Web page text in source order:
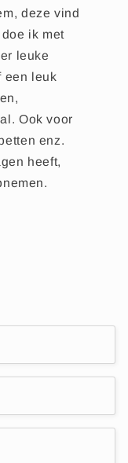
deze vind
ik met
leuke
een leuk
Ook voor
enz.
heeft,